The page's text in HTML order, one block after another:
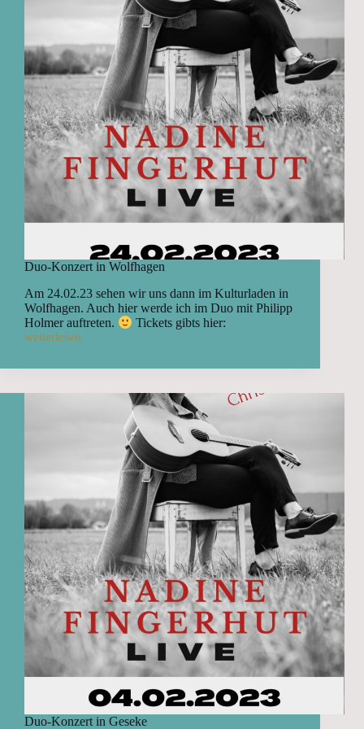
Duo-Konzert in Wolfhagen
Am 24.02.23 sehen wir uns dann im Kulturladen in
Wolfhagen. Auch hier werde ich im Duo mit Philipp
Holmer auftreten.
Tickets gibts hier:
weiterlesen
Duo-
in
Duo-Konzert in Geseke